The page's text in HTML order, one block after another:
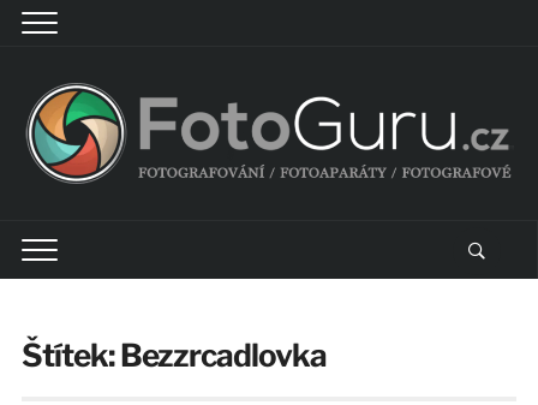
Štítek:Bezzrcadlovka